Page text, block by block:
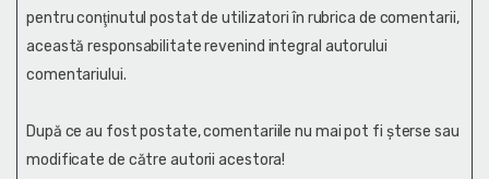
pentru conţinutul postat de utilizatori în rubrica de comentarii,
această responsabilitate revenind integral autorului
comentariului.
După ce au fost postate, comentariile nu mai pot fi șterse sau
modificate de către autorii acestora!